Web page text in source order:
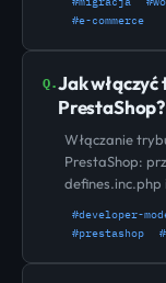
#e-commerce
Q.Jak
PrestaShop?
Włączanie
PrestaShop:
defines.inc.php
#developer-
#prestashop